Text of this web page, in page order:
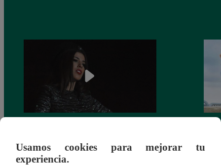
más unidas que nunca?
Usamos cookies para mejorar tu
experiencia.